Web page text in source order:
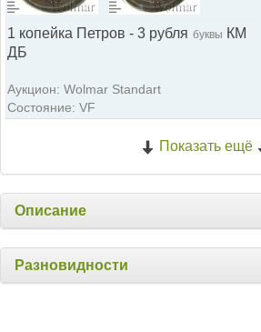
1 копейка Петров - 3 рубля буквы КМ
ДБ
Аукцион: Wolmar Standart
Состояние: VF
Показать ещё
Описание
Разновидности